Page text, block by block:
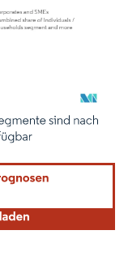
Namensnennung